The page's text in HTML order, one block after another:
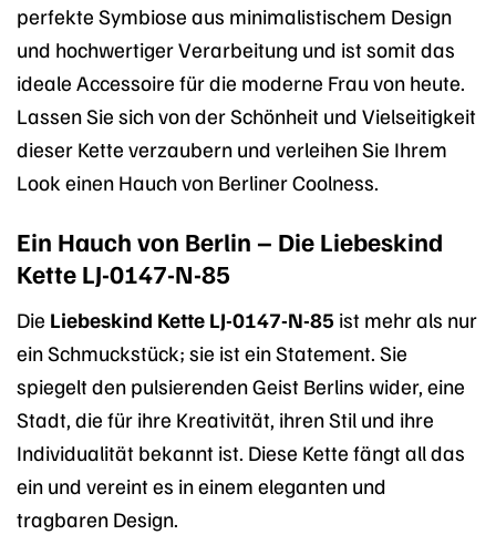
perfekte Symbiose aus minimalistischem Design
und hochwertiger Verarbeitung und ist somit das
ideale Accessoire für die moderne Frau von heute.
Lassen Sie sich von der Schönheit und Vielseitigkeit
dieser Kette verzaubern und verleihen Sie Ihrem
Look einen Hauch von Berliner Coolness.
Ein Hauch von Berlin – Die Liebeskind
Kette LJ-0147-N-85
Die Liebeskind Kette LJ-0147-N-85 ist mehr als nur
ein Schmuckstück; sie ist ein Statement. Sie
spiegelt den pulsierenden Geist Berlins wider, eine
Stadt, die für ihre Kreativität, ihren Stil und ihre
Individualität bekannt ist. Diese Kette fängt all das
ein und vereint es in einem eleganten und
tragbaren Design.